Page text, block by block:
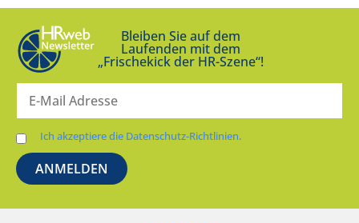
Bleiben Sie auf dem
Laufenden mit dem
„Frischekick der HR-Szene“!
Ich akzeptiere die Datenschutz-Richtlinien.